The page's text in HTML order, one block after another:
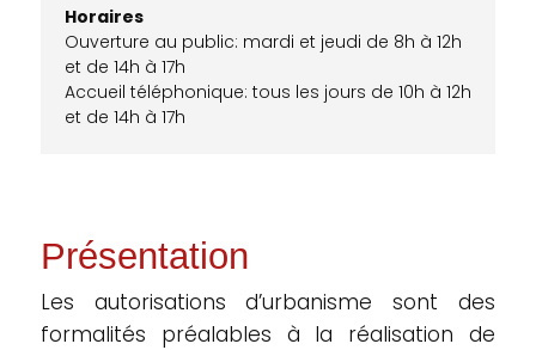
Horaires
Ouverture au public: mardi et jeudi de 8h à 12h
et de 14h à 17h
Accueil téléphonique: tous les jours de 10h à 12h
et de 14h à 17h
Présentation
Les autorisations d’urbanisme sont des
formalités préalables à la réalisation de